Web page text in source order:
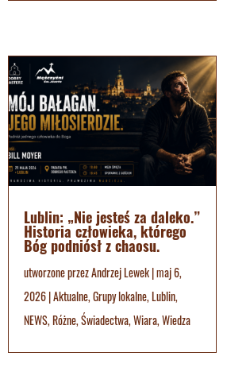
Lublin: „Nie jesteś za daleko.”
Historia człowieka, którego
Bóg podniósł z chaosu.
utworzone przezAndrzej Lewek|maj 6,
2026|Aktualne,Grupy lokalne,Lublin,
NEWS,Różne,Świadectwa,Wiara,Wiedza